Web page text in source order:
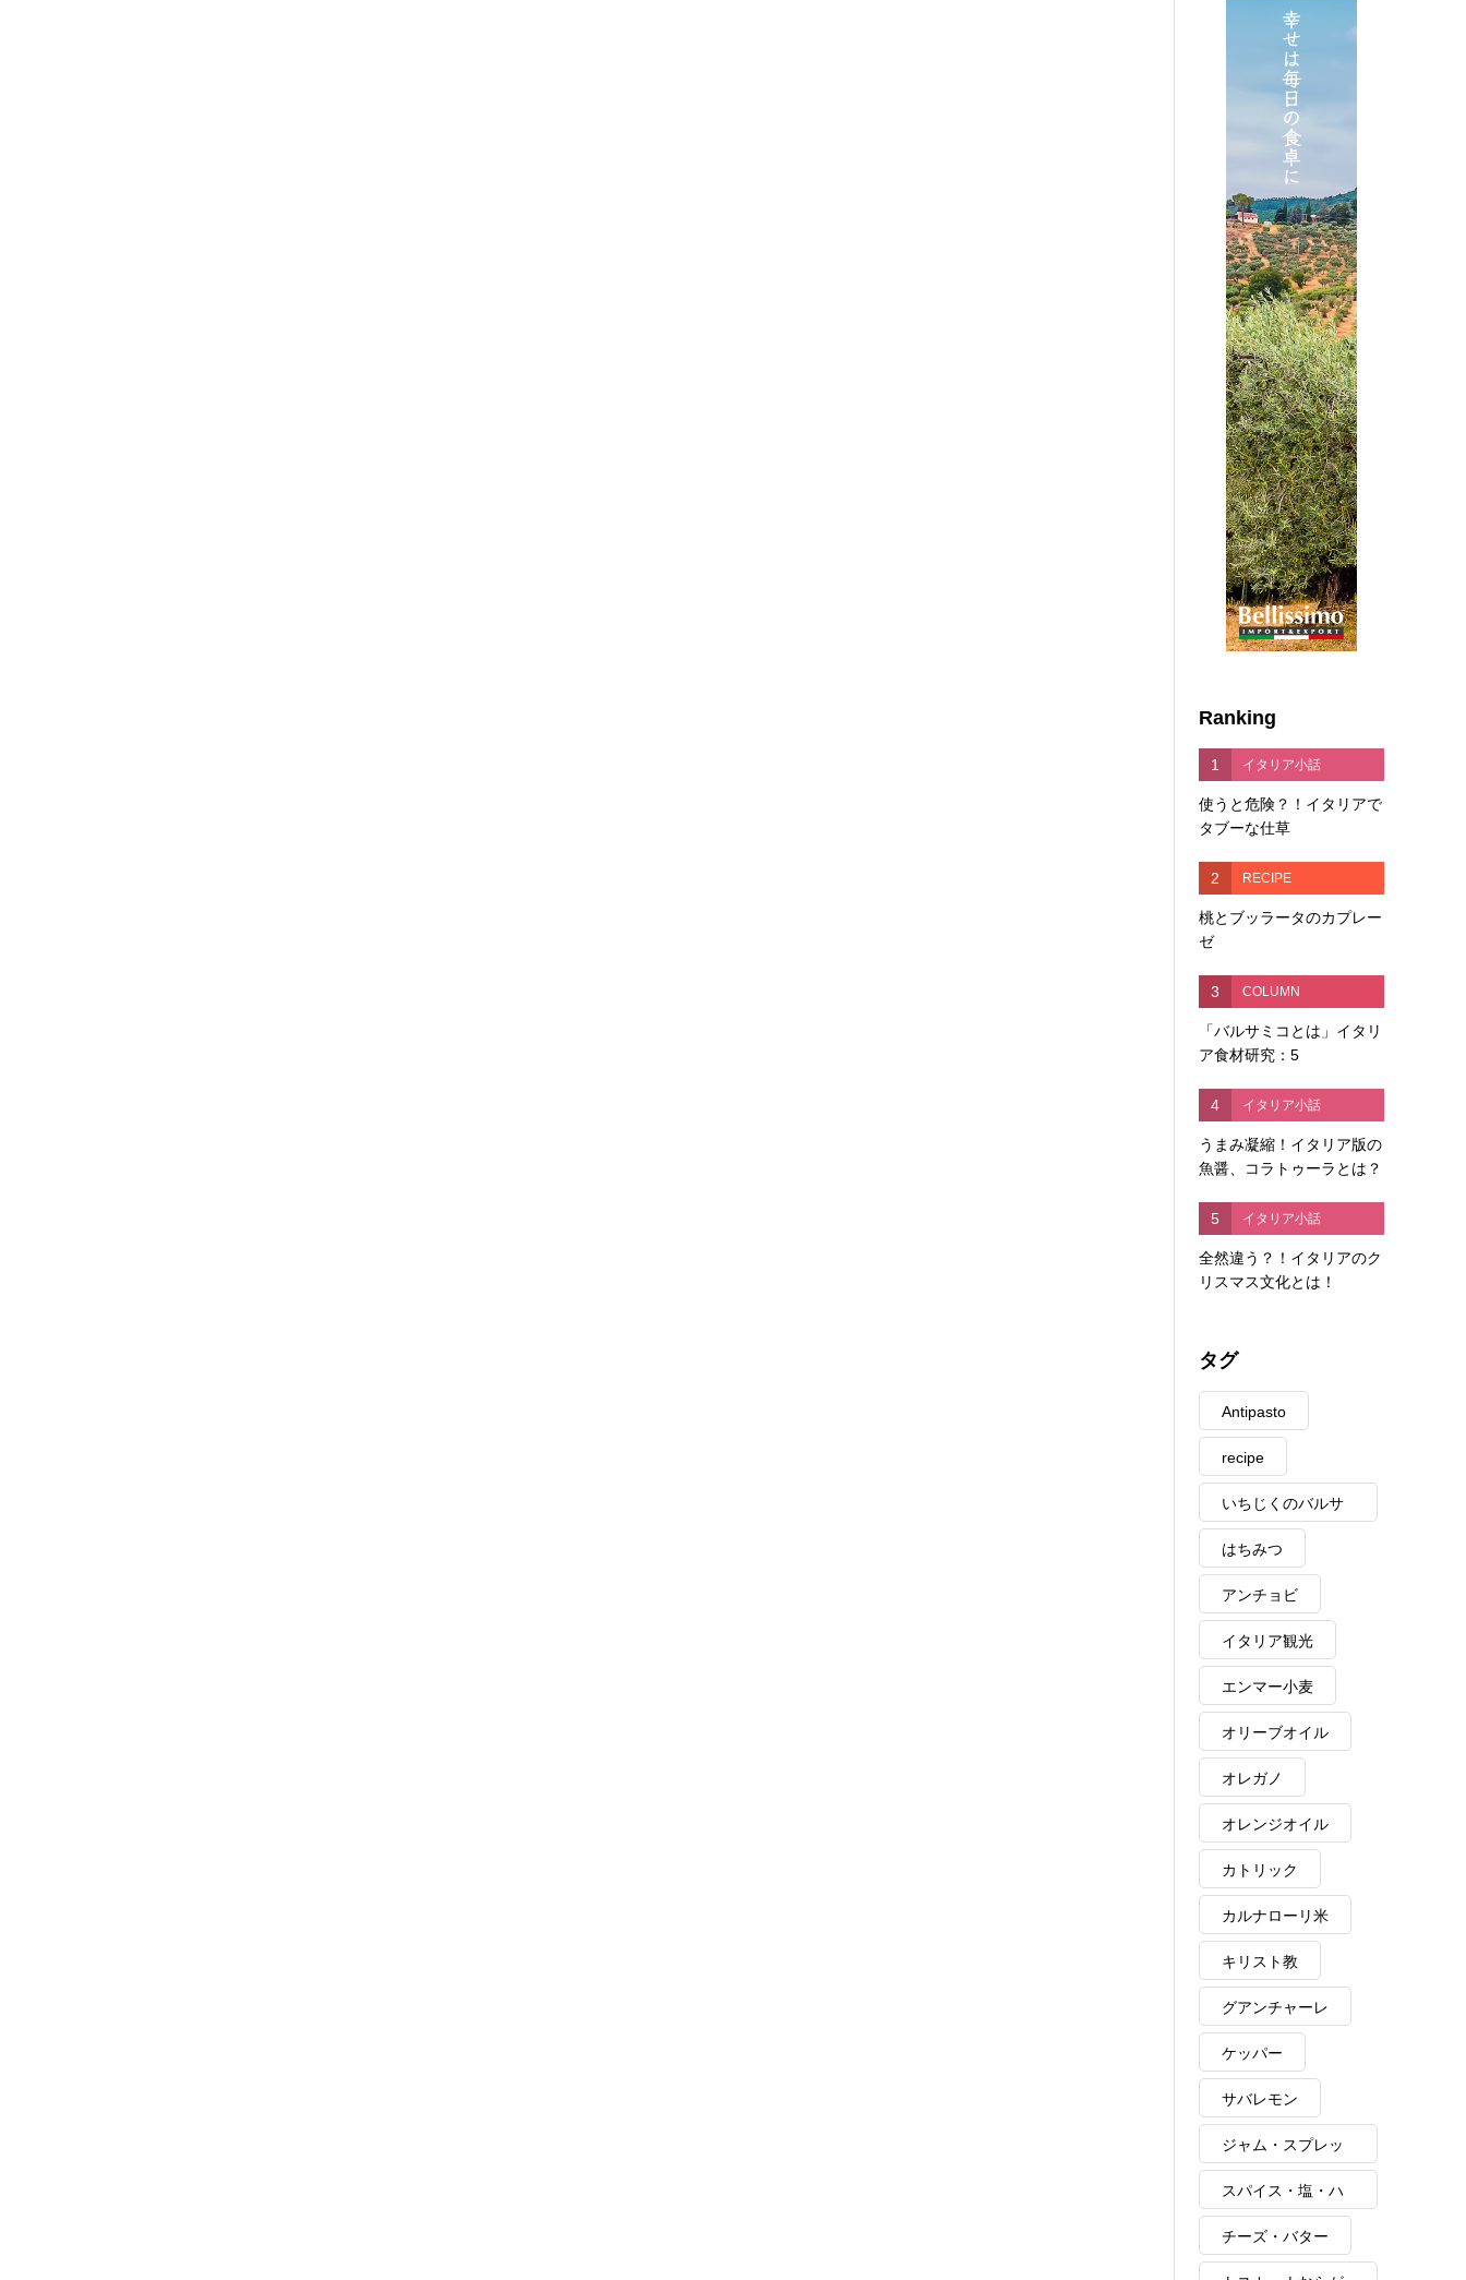
Ranking
1 イタリア小話
使うと危険？！イタリアで
タブーな仕草
2 RECIPE
桃とブッラータのカプレー
ゼ
3 COLUMN
「バルサミコとは」イタリ
ア食材研究：5
4 イタリア小話
うまみ凝縮！イタリア版の
魚醤、コラトゥーラとは？
5 イタリア小話
全然違う？！イタリアのク
リスマス文化とは！
タグ
Antipasto
recipe
いちじくのバルサ
ミコ
はちみつ
アンチョビ
イタリア観光
エンマー小麦
オリーブオイル
オレガノ
オレンジオイル
カトリック
カルナローリ米
キリスト教
グアンチャーレ
ケッパー
サバレモン
ジャム・スプレッ
ド
スパイス・塩・ハ
ーブ・ポルチーニ
チーズ・バター